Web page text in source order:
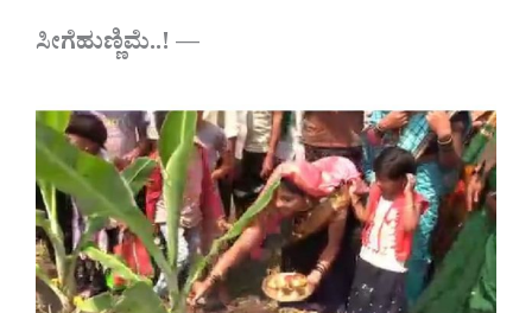
ಸೀಗೆಹುಣ್ಣಿಮೆ..! —